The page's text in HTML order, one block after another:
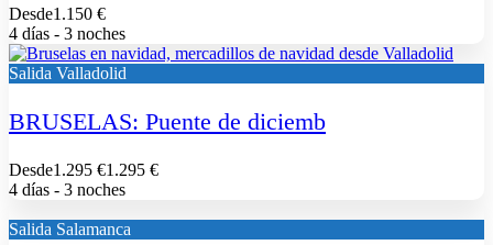
Desde1.150 €
4 días - 3 noches
Salida Valladolid
BRUSELAS: Puente de diciemb
Desde1.295 €1.295 €
4 días - 3 noches
Salida Salamanca